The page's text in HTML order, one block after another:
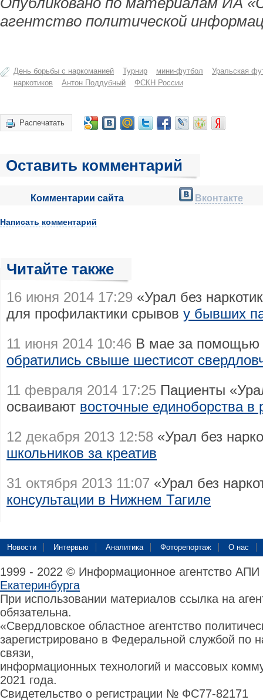
агентство политической
День борьбы с наркоманией Турнир мини-футбол
Уральская
наркотиков
Антон Поддубный ФСКН России
Распечатать
Оставить комментарий
Комментарии сайта Вконтакте
Написать комментарий
Читайте также
16 июня 2014 17:29 «Урал без
для профилактики срывов у бывших
11 июня 2014 10:46 В мае за помощью
обратились свыше шестисот
11 февраля 2014 17:25 Пациенты
осваивают восточные единоборства в
12 декабря 2013 12:58 «Урал без
школьников за креатив
31 октября 2013 11:07 «Урал без
консультации в Нижнем Тагиле
Новости Интервью Аналитика Фоторепортаж О нас
1999 - 2022 © Информационное агентство
Екатеринбурга
При использовании материалов ссылка на
обязательна.
«Свердловское областное агентство
зарегистрировано в Федеральной службой по
связи,
информационных технологий и массовых
2021 года.
Свидетельство о регистрации № ФС77-82171